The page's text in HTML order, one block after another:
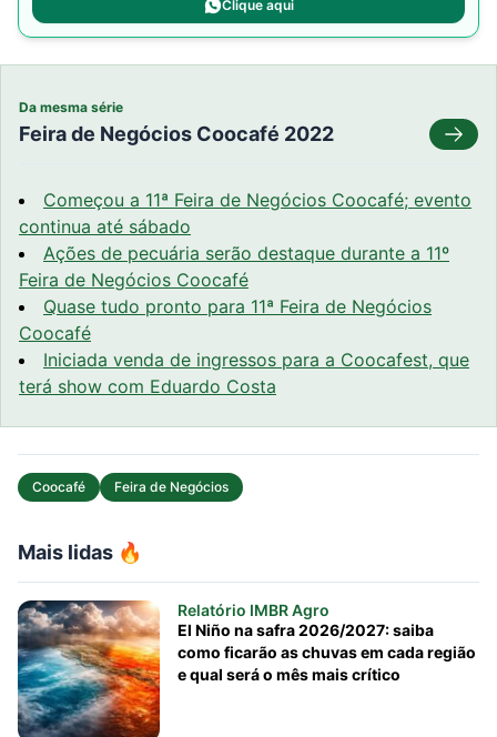
Mais lidas 🔥
Relatório IMBR Agro
El Niño na safra 2026/2027: saiba
como ficarão as chuvas em cada região
e qual será o mês mais crítico
Clique aqui
Da mesma série
Feira de Negócios Coocafé 2022
Começou a 11ª Feira de Negócios Coocafé; evento
continua até sábado
Ações de pecuária serão destaque durante a 11º
Feira de Negócios Coocafé
Quase tudo pronto para 11ª Feira de Negócios
Coocafé
Iniciada venda de ingressos para a Coocafest, que
terá show com Eduardo Costa
Coocafé Feira de Negócios